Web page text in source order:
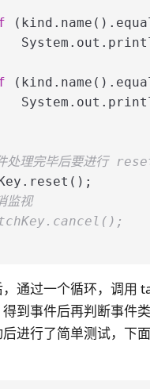
理完毕后要进行
视
通过一个循环，调用
到事件后再判断事件
进行了简单测试，下